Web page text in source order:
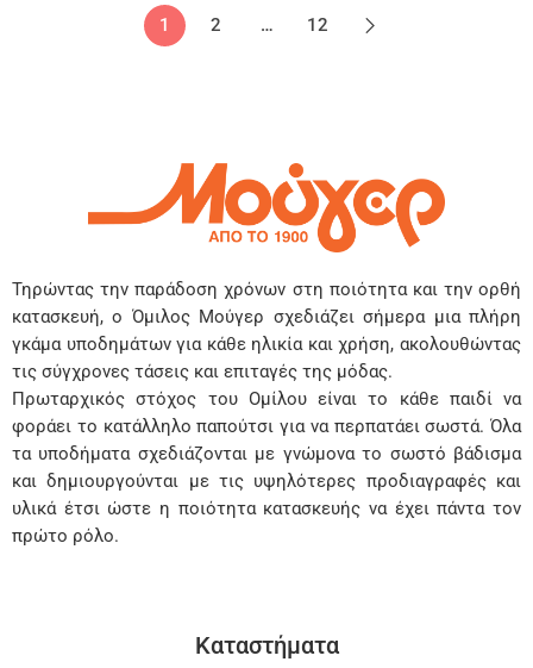
1 2 … 12
Τηρώντας την παράδοση χρόνων στη ποιότητα και την ορθή
κατασκευή, ο Όμιλος Μούγερ σχεδιάζει σήμερα μια πλήρη
γκάμα υποδημάτων για κάθε ηλικία και χρήση, ακολουθώντας
τις σύγχρονες τάσεις και επιταγές της μόδας.
Πρωταρχικός στόχος του Ομίλου είναι το κάθε παιδί να
φοράει το κατάλληλο παπούτσι για να περπατάει σωστά. Όλα
τα υποδήματα σχεδιάζονται με γνώμονα το σωστό βάδισμα
και δημιουργούνται με τις υψηλότερες προδιαγραφές και
υλικά έτσι ώστε η ποιότητα κατασκευής να έχει πάντα τον
πρώτο ρόλο.
Καταστήματα